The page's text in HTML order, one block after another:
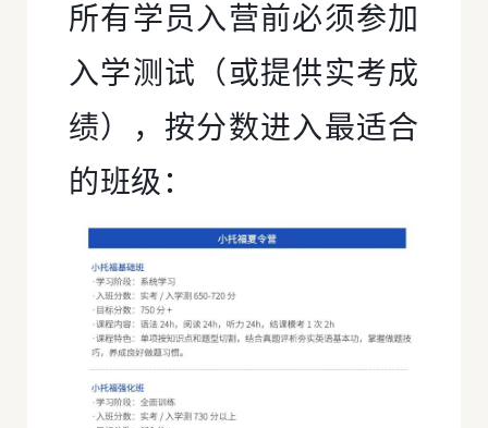
所有学员入营前必须参加
入学测试（或提供实考成
绩），按分数进入最适合
的班级：